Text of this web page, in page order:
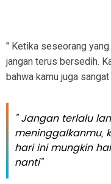
" Ketika seseorang
jangan terus bersedih.
bahwa kamu juga
" Jangan terlalu
meninggalkanmu,
hari ini mungkin
nanti"